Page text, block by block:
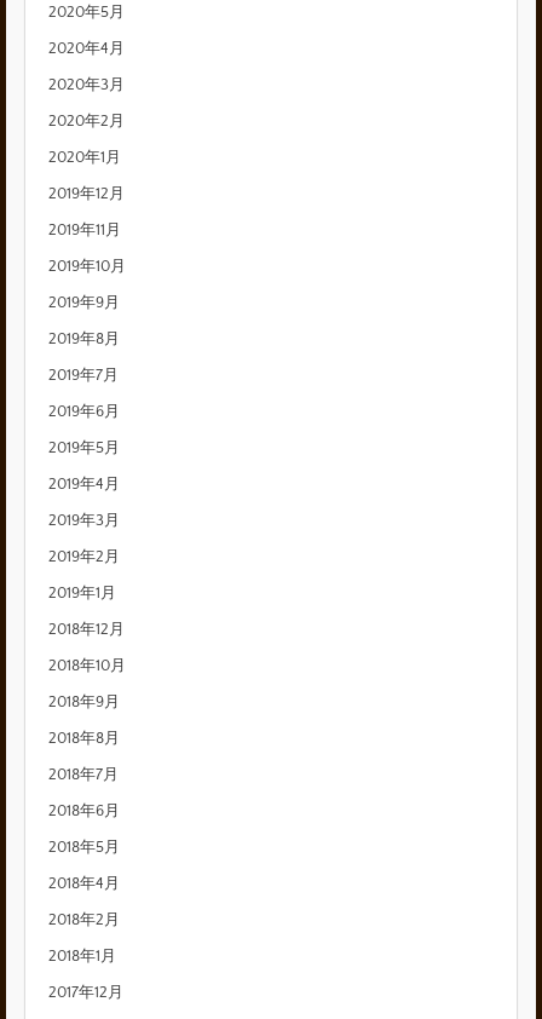
2020年5月
2020年4月
2020年3月
2020年2月
2020年1月
2019年12月
2019年11月
2019年10月
2019年9月
2019年8月
2019年7月
2019年6月
2019年5月
2019年4月
2019年3月
2019年2月
2019年1月
2018年12月
2018年10月
2018年9月
2018年8月
2018年7月
2018年6月
2018年5月
2018年4月
2018年2月
2018年1月
2017年12月